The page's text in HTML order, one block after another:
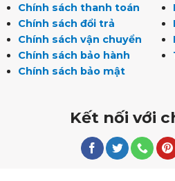
Chính sách thanh toán
Chính sách đổi trả
Chính sách vận chuyển
Chính sách bảo hành
Chính sách bảo mật
Kết nối với